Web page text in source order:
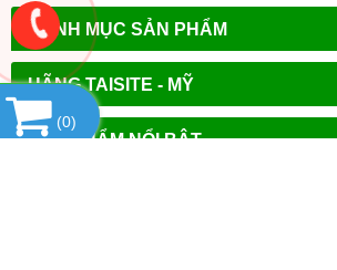
DANH MỤC SẢN PHẨM
HÃNG TAISITE - MỸ
SẢN PHẨM NỔI BẬT
(0)